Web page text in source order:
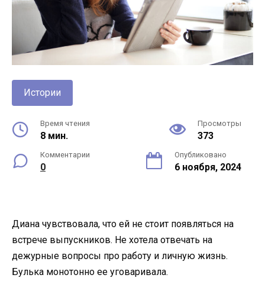
Истории
Время чтения
8 мин.
Просмотры
373
Комментарии
0
Опубликовано
6 ноября, 2024
Диана чувствовала, что ей не стоит появляться на
встрече выпускников. Не хотела отвечать на
дежурные вопросы про работу и личную жизнь.
Булька монотонно ее уговаривала.